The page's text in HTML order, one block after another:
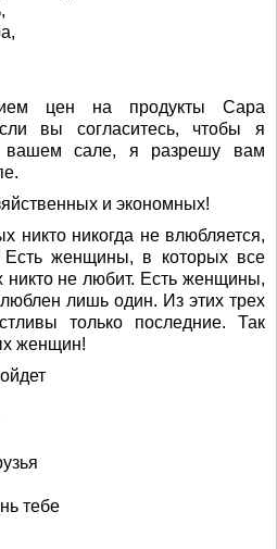
цен на продукты Сара
вы согласитесь, чтобы я
вашем сале, я разрешу вам
и экономных!
никто никогда не влюбляется,
Есть женщины, в которых все
никто не любит. Есть женщины,
лишь один. Из этих трех
только последние. Так
женщин!
тебе